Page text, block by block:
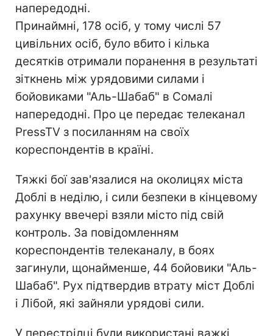
напередодні.
Принаймні, 178 осіб, у тому числі 57
цивільних осіб, було вбито і кілька
десятків отримали поранення в результаті
зіткнень між урядовими силами і
бойовиками "Аль-Шабаб" в Сомалі
напередодні. Про це передає телеканал
PressTV з посиланням на своїх
кореспондентів в країні.
Тяжкі бої зав'язалися на околицях міста
Доблі в неділю, і сили безпеки в кінцевому
рахунку ввечері взяли місто під свій
контроль. За повідомленням
кореспондентів телеканалу, в боях
загинули, щонайменше, 44 бойовики "Аль-
Шабаб". Рух підтвердив втрату міст Доблі
і Лібой, які зайняли урядові сили.
У перестрілці були використані важкі